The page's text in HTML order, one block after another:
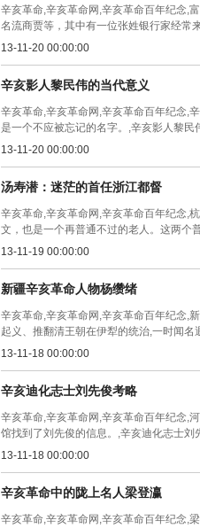
辛亥革命,辛亥革命网,辛亥革命百年纪念,
名流商贾等，其中有一位张姓银行家经常
13-11-20 00:00:00
辛亥影人黎民伟的当代意义
辛亥革命,辛亥革命网,辛亥革命百年纪念,
是一个不应被忘记的名字。,辛亥影人黎民
13-11-20 00:00:00
汤寿潜：迷茫的首任浙江都督
辛亥革命,辛亥革命网,辛亥革命百年纪念,
文，也是一个再普通不过的老人。这两个
13-11-19 00:00:00
新疆辛亥革命人物杨缵绪
辛亥革命,辛亥革命网,辛亥革命百年纪念,
起义、推翻清王朝在伊犁的统治,一时闻名
13-11-18 00:00:00
辛亥迪化志士刘先俊考略
辛亥革命,辛亥革命网,辛亥革命百年纪念,
馆找到了刘先俊的信息。,辛亥迪化志士刘
13-11-18 00:00:00
辛亥革命中的陇上名人梁登瀛
辛亥革命,辛亥革命网,辛亥革命百年纪念,